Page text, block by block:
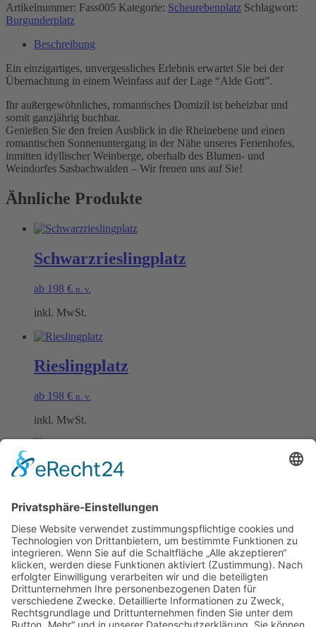
Artikelnummer: Fass005 Kategorie: Scheurebenplatz Schlagwort:
Burgunderplatz
Beschreibung
Ein einzigartiges, unvergessliches Erlebnis erwartet Sie bei der
Übernachtung in einem Weinfass auf der Lage “Alde Gott”.
Ihr außergewöhnliches, romantisches Domizil ist beheizbar und
somit ganzjährig buchbar.
Genießen Sie den freien Ausblick in die Rheinebene und einen
romantischen Sonnenuntergang in der Nähe unseres Ferienhofes,
inmitten idyllischer Weinberge, oberhalb des Blumen- und
Weindorfes Sasbachwalden – Wir freuen uns auf Sie!
Ähnliche Produkte
Schwarzrieslingplatz
ab 198 € n. v.
inkl. MwSt.
Rieslingplatz
ab 198 € n. v.
inkl. MwSt.
Burgunderplatz
ab198€ n. v.
inkl. MwSt.
Öffnungszeiten Büro und Hofladen:
Hofladen:
Montag bis Sonntag von 09:00 – 11:30 Uhr und 14:00 – 18:00 Uhr
Telefonisch erreichen Sie uns: